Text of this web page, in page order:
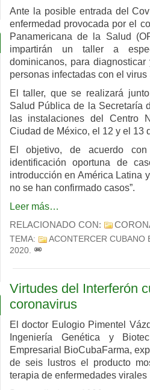
Ante la posible entrada del
enfermedad provocada por el
Panamericana de la Salud
impartirán un taller a
dominicanos, para
personas infectadas con el
El taller, que se realizará
Salud Pública de la Secretaría
las instalaciones del Centro
Ciudad de México, el 12 y el 13
El objetivo, de acuerdo
identificación oportuna de
introducción en América Latina
no se han confirmado casos”.
Leer más…
RELACIONADO CON:
TEMA:
ACONTERCER CUBANO
2020.
Virtudes del Interferón
coronavirus
El doctor Eulogio Pimentel
Ingeniería Genética y
Empresarial BioCubaFarma,
de seis lustros el producto
terapia de enfermedades virales